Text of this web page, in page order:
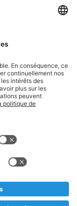
légales
jusqu'à
serions
et TVA incl.
a été adoptée